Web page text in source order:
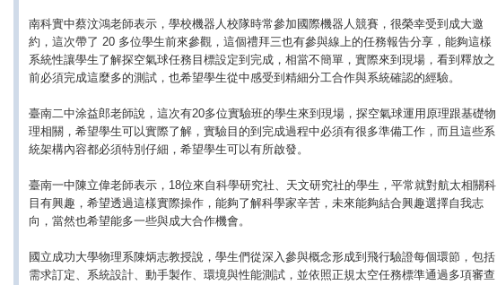
南科實中蔡汶鴻老師表示，學校機器人校隊時常參加國際機器人競賽，很榮幸受到成大邀
約，這次帶了 20 多位學生前來參觀，這個禮拜三也有參與線上的任務報告分享，能夠這樣
系統性讓學生了解探空氣球任務目標設定到完成，相當不簡單，實際來到現場，看到釋放之
前必須完成這麼多的測試，也希望學生從中感受到精細分工合作與系統確認的經驗。
臺南二中涂益郎老師說，這次有20多位實驗班的學生來到現場，探空氣球運用原理跟基礎物
理相關，希望學生可以實際了解，實驗目的到完成過程中必須有很多準備工作，而且這些系
統架構內容都必須特別仔細，希望學生可以有所啟發。
臺南一中陳立偉老師表示，18位來自科學研究社、天文研究社的學生，平常就對航太相關科
目有興趣，希望透過這樣實際操作，能夠了解科學家辛苦，未來能夠結合興趣選擇自我志
向，當然也希望能多一些與成大合作機會。
國立成功大學物理系陳炳志教授說，學生們從深入參與概念形成到飛行驗證每個環節，包括
需求訂定、系統設計、動手製作、環境與性能測試，並依照正規太空任務標準通過多項審查